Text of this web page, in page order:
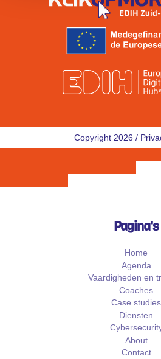
Copyright 2026 /
Pagina's
Home
Agenda
Vaardigheden en
Coaches
Case studies
Diensten
About
Contact